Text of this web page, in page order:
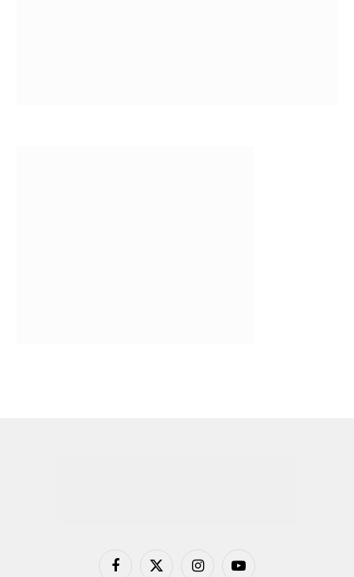
FacebookX InstagramYouTube